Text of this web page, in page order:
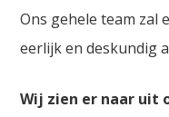
Ons gehele team zal
eerlijk en deskundig
Wij zien er naar uit